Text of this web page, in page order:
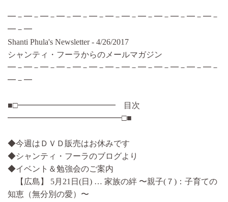
━－━－━－━－━－━－━－━－━－━－━－━－━－
━－━
Shanti Phula's Newsletter - 4/26/2017
シャンティ・フーラからのメールマガジン
━－━－━－━－━－━－━－━－━－━－━－━－━－
━－━
■□━━━━━━━━━━━━ 目次
━━━━━━━━━━━━━━□■
◆今週はＤＶＤ販売はお休みです
◆シャンティ・フーラのブログより
◆イベント＆勉強会のご案内
【広島】 5月21日(日) … 家族の絆 〜親子(７)：子育ての
知恵（無分別の愛）〜